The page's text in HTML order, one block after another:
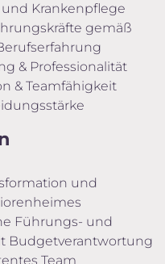
Krankenpflege
gemäß
& Professionalität
& Teamfähigkeit
und
Führungs- und
Budgetverantwortung
Team